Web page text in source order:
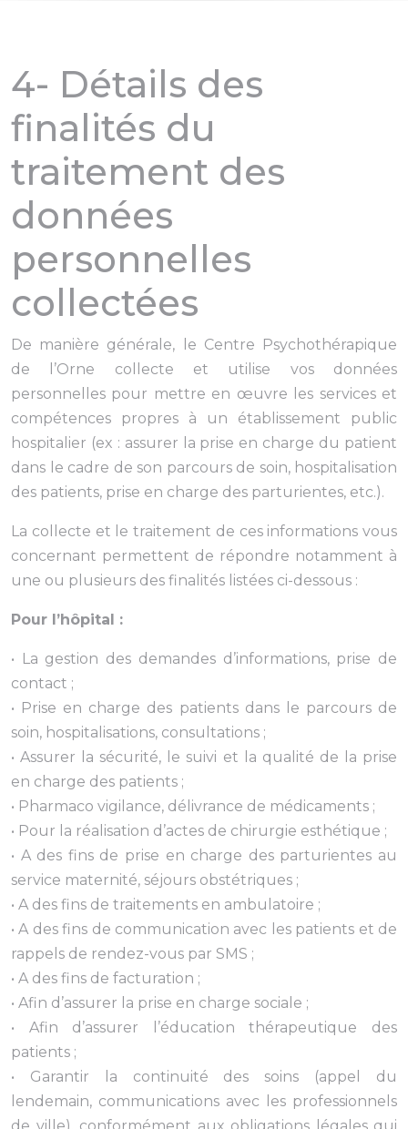
4- Détails des
finalités du
traitement des
données
personnelles
collectées
De manière générale, le Centre Psychothérapique
de l’Orne collecte et utilise vos données
personnelles pour mettre en œuvre les services et
compétences propres à un établissement public
hospitalier (ex : assurer la prise en charge du patient
dans le cadre de son parcours de soin, hospitalisation
des patients, prise en charge des parturientes, etc.).
La collecte et le traitement de ces informations vous
concernant permettent de répondre notamment à
une ou plusieurs des finalités listées ci-dessous :
Pour l’hôpital :
• La gestion des demandes d’informations, prise de
contact ;
• Prise en charge des patients dans le parcours de
soin, hospitalisations, consultations ;
• Assurer la sécurité, le suivi et la qualité de la prise
en charge des patients ;
• Pharmaco vigilance, délivrance de médicaments ;
• Pour la réalisation d’actes de chirurgie esthétique ;
• A des fins de prise en charge des parturientes au
service maternité, séjours obstétriques ;
• A des fins de traitements en ambulatoire ;
• A des fins de communication avec les patients et de
rappels de rendez-vous par SMS ;
• A des fins de facturation ;
• Afin d’assurer la prise en charge sociale ;
• Afin d’assurer l’éducation thérapeutique des
patients ;
• Garantir la continuité des soins (appel du
lendemain, communications avec les professionnels